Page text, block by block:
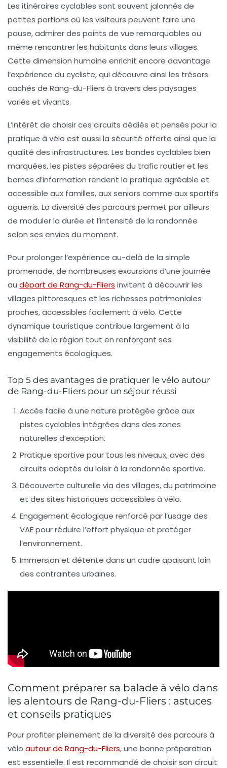
Les itinéraires cyclables sont souvent jalonnés de
petites portions où les visiteurs peuvent faire une
pause, admirer des points de vue remarquables ou
même rencontrer les habitants dans leurs villages.
Cette dimension humaine enrichit encore davantage
l’expérience du cycliste, qui découvre ainsi les trésors
cachés de Rang-du-Fliers à travers des paysages
variés et vivants.
L’intérêt de choisir ces circuits dédiés et pensés pour la
pratique à vélo est aussi la sécurité offerte ainsi que la
qualité des infrastructures. Les bandes cyclables bien
marquées, les pistes séparées du trafic routier et les
bornes d’information rendent la pratique agréable et
accessible aux familles, aux seniors comme aux sportifs
aguerris. La diversité des parcours permet par ailleurs
de moduler la durée et l’intensité de la randonnée
selon ses envies du moment.
Pour prolonger l’expérience au-delà de la simple
promenade, de nombreuses excursions d’une journée
au départ de Rang-du-Fliers invitent à découvrir les
villages pittoresques et les richesses patrimoniales
proches, accessibles facilement à vélo. Cette
dynamique touristique contribue largement à la
visibilité de la région tout en renforçant ses
engagements écologiques.
Top 5 des avantages de pratiquer le vélo autour
de Rang-du-Fliers pour un séjour réussi
Accès facile à une nature protégée grâce aux
pistes cyclables intégrées dans des zones
naturelles d’exception.
Pratique sportive pour tous les niveaux, avec des
circuits adaptés du loisir à la randonnée sportive.
Découverte culturelle via des villages, du patrimoine
et des sites historiques accessibles à vélo.
Engagement écologique renforcé par l’usage des
VAE pour réduire l’effort physique et protéger
l’environnement.
Immersion et détente dans un cadre apaisant loin
des contraintes urbaines.
Comment préparer sa balade à vélo dans
les alentours de Rang-du-Fliers : astuces
et conseils pratiques
Pour profiter pleinement de la diversité des parcours à
vélo autour de Rang-du-Fliers, une bonne préparation
est essentielle. Il est recommandé de choisir son circuit